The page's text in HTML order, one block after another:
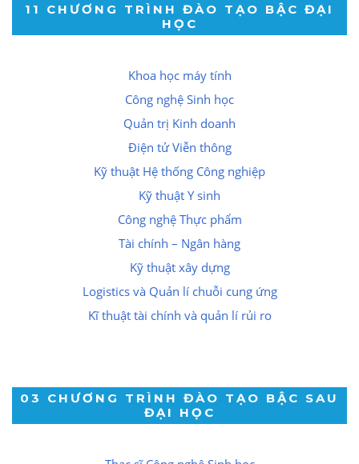
11 CHƯƠNG TRÌNH ĐÀO TẠO BẬC ĐẠI
HỌC
Khoa học máy tính
Công nghệ Sinh học
Quản trị Kinh doanh
Điện tử Viễn thông
Kỹ thuật Hệ thống Công nghiệp
Kỹ thuật Y sinh
Công nghệ Thực phẩm
Tài chính – Ngân hàng
Kỹ thuật xây dựng
Logistics và Quản lí chuỗi cung ứng
Kĩ thuật tài chính và quản lí rủi ro
03 CHƯƠNG TRÌNH ĐÀO TẠO BẬC SAU
ĐẠI HỌC